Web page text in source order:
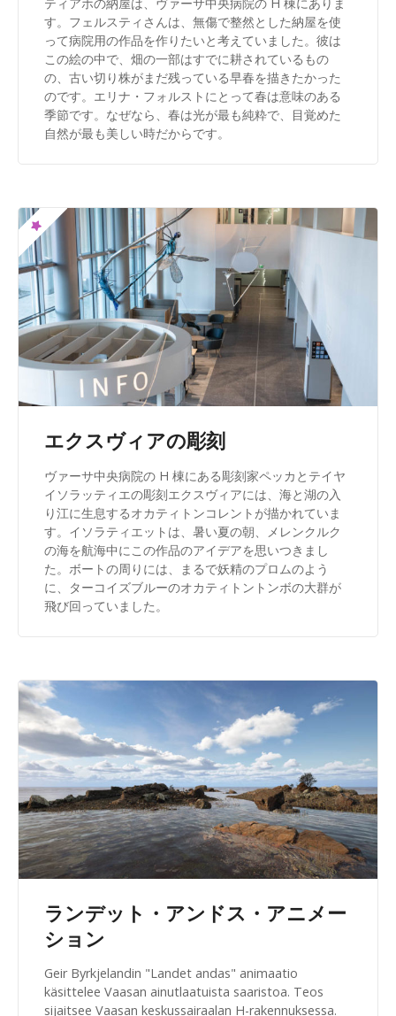
す。フェルスティさんは、無傷で整然とした納屋を使
って病院用の作品を作りたいと考えていました。彼は
この絵の中で、畑の一部はすでに耕されているもの
の、古い切り株がまだ残っている早春を描きたかった
のです。エリナ・フォルストにとって春は意味のある
季節です。なぜなら、春は光が最も純粋で、目覚めた
自然が最も美しい時だからです。
エクスヴィアの彫刻
ヴァーサ中央病院の H 棟にある彫刻家ペッカとテイヤ
イソラッティエの彫刻エクスヴィアには、海と湖の入
り江に生息するオカティトンコレントが描かれていま
す。イソラティエットは、暑い夏の朝、メレンクルク
の海を航海中にこの作品のアイデアを思いつきまし
た。ボートの周りには、まるで妖精のプロムのよう
に、ターコイズブルーのオカティトントンボの大群が
飛び回っていました。
ランデット・アンドス・アニメー
ション
Geir Byrkjelandin "Landet andas" animaatio
käsittelee Vaasan ainutlaatuista saaristoa. Teos
sijaitsee Vaasan keskussairaalan H-rakennuksessa.